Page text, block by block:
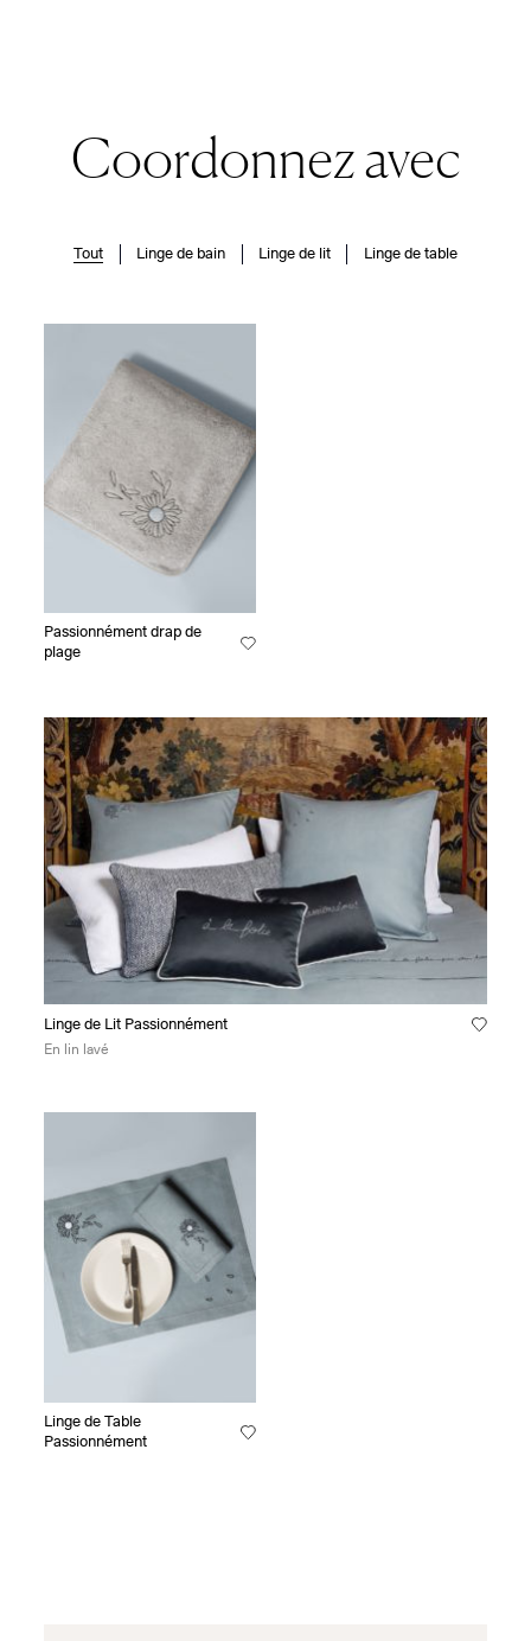
Coordonnez avec
Tout Linge de bain Linge de lit Linge de table
Passionnément drap de
plage
Linge de Lit Passionnément
En lin lavé
Linge de Table
Passionnément